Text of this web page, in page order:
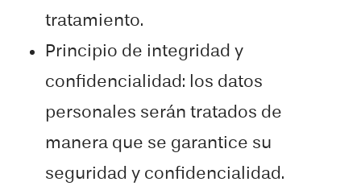
tratamiento.
Principio de integridad y
confidencialidad: los datos
personales serán tratados de
manera que se garantice su
seguridad y confidencialidad.